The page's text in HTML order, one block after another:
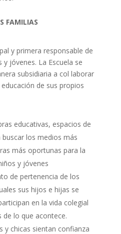
FAMILIAS
y primera responsable de
jóvenes. La Escuela se
subsidiaria a col laborar
de sus propios
educativas, espacios de
los medios más
más oportunas para la
y jóvenes
de pertenencia de los
sus hijos e hijas se
en la vida colegial
de lo que acontece.
y chicas sientan confianza